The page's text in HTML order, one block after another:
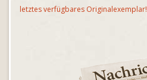
letztes verfügbares Originalexemplar!